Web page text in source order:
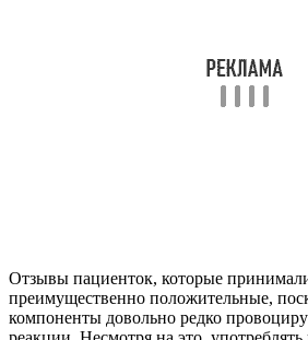
Отзывы пациенток, которые
преимущественно положительные,
компоненты довольно редко